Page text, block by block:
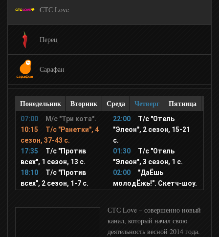
СТС Love
Перец
Сарафан
КВН
Zoom
ОЦЕ
ID Xtra
Понедельник Вторник Среда Четверг Пятница
07:00
М/с "Три кота".
10:15
Т/с "Ранетки", 4
сезон, 37-43 с.
17:35
Т/с "Против
всех", 1 сезон, 13 с.
18:10
Т/с "Против
всех", 2 сезон, 1-7 с.
22:00
Т/с "Отель
"Элеон", 2 сезон, 15-21
с.
01:30
Т/с "Отель
"Элеон", 3 сезон, 1 с.
02:00
"ДаЁшь
молодЁжь!". Скетч-шоу.
СТС Love – совершенно новый
канал, который начал свою
деятельность весной 2014 года.